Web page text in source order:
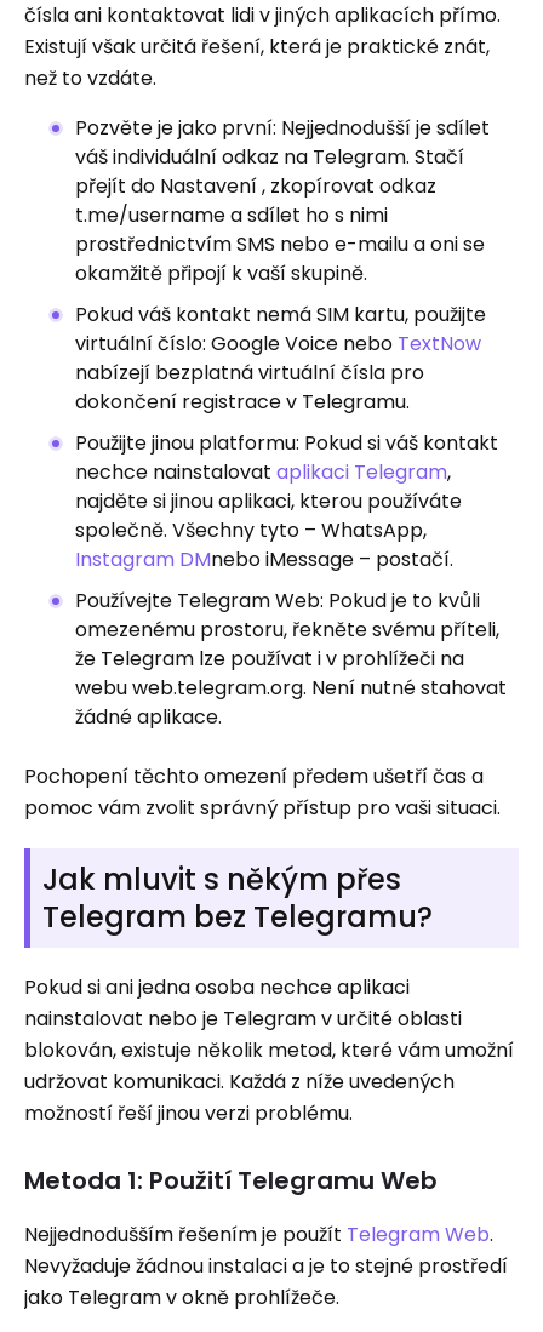
čísla ani kontaktovat lidi v jiných aplikacích přímo.
Existují však určitá řešení, která je praktické znát,
než to vzdáte.
Pozvěte je jako první: Nejjednodušší je sdílet
váš individuální odkaz na Telegram. Stačí
přejít do Nastavení , zkopírovat odkaz
t.me/username a sdílet ho s nimi
prostřednictvím SMS nebo e-mailu a oni se
okamžitě připojí k vaší skupině.
Pokud váš kontakt nemá SIM kartu, použijte
virtuální číslo: Google Voice nebo TextNow
nabízejí bezplatná virtuální čísla pro
dokončení registrace v Telegramu.
Použijte jinou platformu: Pokud si váš kontakt
nechce nainstalovat aplikaci Telegram,
najděte si jinou aplikaci, kterou používáte
společně. Všechny tyto – WhatsApp,
Instagram DMnebo iMessage – postačí.
Používejte Telegram Web: Pokud je to kvůli
omezenému prostoru, řekněte svému příteli,
že Telegram lze používat i v prohlížeči na
webu web.telegram.org. Není nutné stahovat
žádné aplikace.
Pochopení těchto omezení předem ušetří čas a
pomoc vám zvolit správný přístup pro vaši situaci.
Jak mluvit s někým přes
Telegram bez Telegramu?
Pokud si ani jedna osoba nechce aplikaci
nainstalovat nebo je Telegram v určité oblasti
blokován, existuje několik metod, které vám umožní
udržovat komunikaci. Každá z níže uvedených
možností řeší jinou verzi problému.
Metoda 1: Použití Telegramu Web
Nejjednodušším řešením je použít Telegram Web.
Nevyžaduje žádnou instalaci a je to stejné prostředí
jako Telegram v okně prohlížeče.